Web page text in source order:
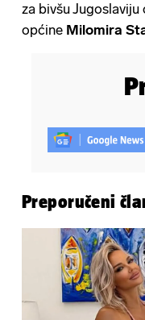
za bivšu
općine Milomira
Preporučeni